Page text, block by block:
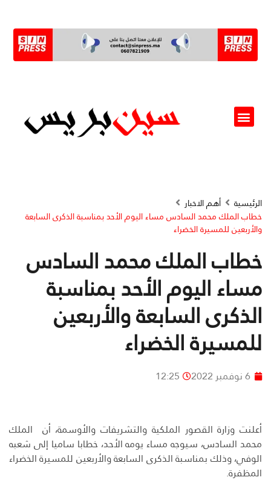
الرئيسية
أهم الاخبار
خطاب الملك محمد السادس مساء اليوم الأحد بمناسبة الذكرى السابعة
والأربعين للمسيرة الخضراء
خطاب الملك محمد السادس
مساء اليوم الأحد بمناسبة
الذكرى السابعة والأربعين
للمسيرة الخضراء
6 نوفمبر 2022 12:25
أعلنت وزارة القصور الملكية والتشريفات والأوسمة، أن الملك
محمد السادس، سيوجه مساء يومه الأحد، خطابا ساميا إلى شعبه
الوفي، وذلك بمناسبة الذكرى السابعة والأربعين للمسيرة الخضراء
المظفرة.